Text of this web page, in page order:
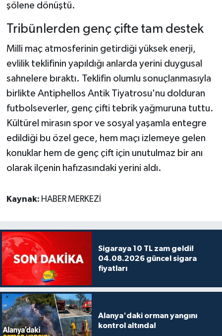
şölene dönüştü.
Tribünlerden genç çifte tam destek
Milli maç atmosferinin getirdiği yüksek enerji,
evlilik teklifinin yapıldığı anlarda yerini duygusal
sahnelere bıraktı. Teklifin olumlu sonuçlanmasıyla
birlikte Antiphellos Antik Tiyatrosu'nu dolduran
futbolseverler, genç çifti tebrik yağmuruna tuttu.
Kültürel mirasın spor ve sosyal yaşamla entegre
edildiği bu özel gece, hem maçı izlemeye gelen
konuklar hem de genç çift için unutulmaz bir anı
olarak ilçenin hafızasındaki yerini aldı.
Kaynak: HABER MERKEZİ
Sigaraya 10 TL zam geldi!
04.08.2026 güncel sigara
fiyatları
Alanya'daki orman yangını
kontrol altında!